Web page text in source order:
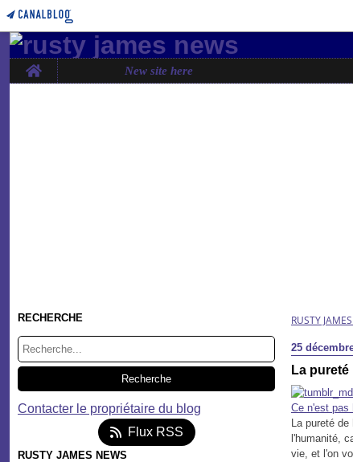
Home New site here
RECHERCHE
Contacter le propriétaire du blog
Flux RSS
RUSTY JAMES NEWS
RUSTY
25
La
Ce n'est pas
La pureté
l'humanité,
vie, et l'on